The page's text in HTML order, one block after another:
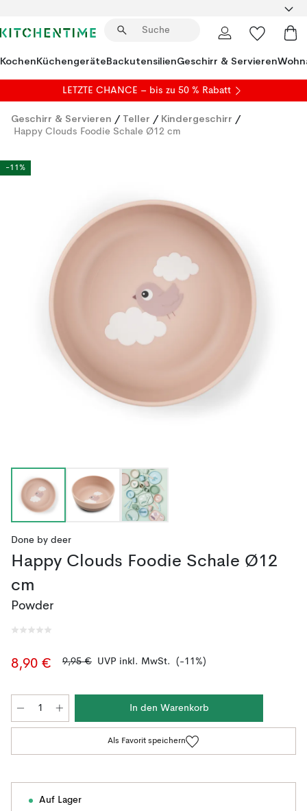
KochenKüchengeräteBackutensilienGeschirr & Servieren
LETZTE CHANCE – bis zu 50 % Rabatt
Geschirr & Servieren / Teller / Kindergeschirr /
Happy Clouds Foodie Schale Ø12 cm
-11%
Done by deer
Happy Clouds Foodie Schale Ø12
cm
Powder
8,90 € 9,95 € UVP inkl. MwSt. (-11%)
In den Warenkorb
Als Favorit speichern
Auf Lager